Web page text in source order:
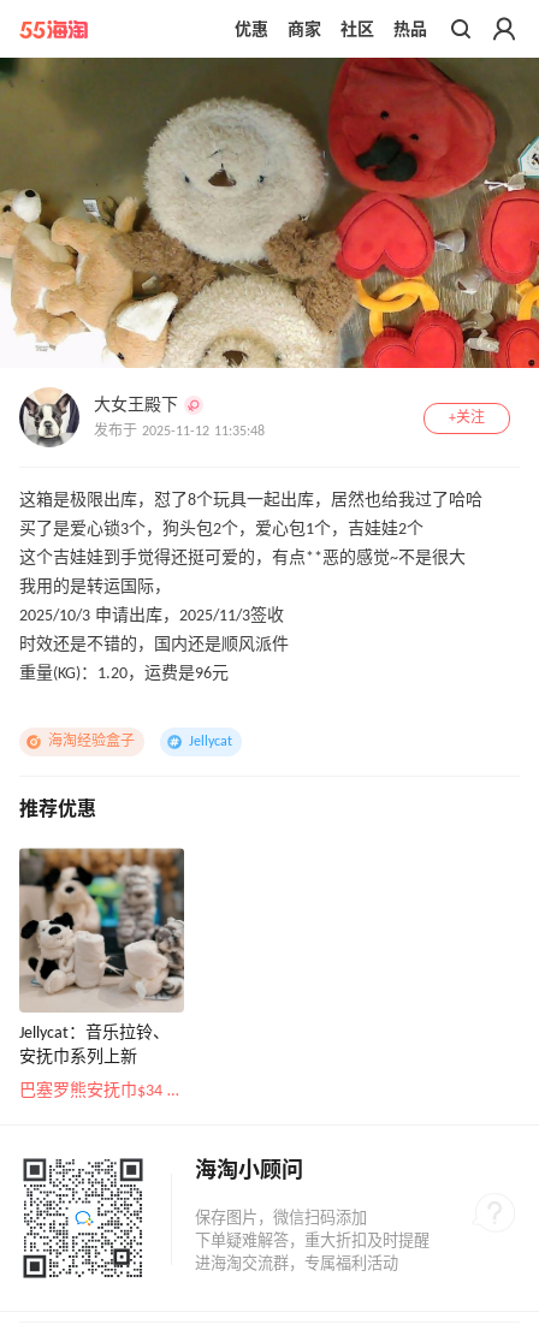
带你去官网买正品
优惠 商家 社区 热品
大女王殿下
发布于 2025-11-12 11:35:48
+关注
这箱是极限出库，怼了8个玩具一起出库，居然也给我过了哈哈
买了是爱心锁3个，狗头包2个，爱心包1个，吉娃娃2个
这个吉娃娃到手觉得还挺可爱的，有点**恶的感觉~不是很大
我用的是转运国际，
2025/10/3 申请出库，2025/11/3签收
时效还是不错的，国内还是顺风派件
重量(KG)：1.20，运费是96元
海淘经验盒子 Jellycat
推荐优惠
Jellycat：音乐拉铃、
安抚巾系列上新
巴塞罗熊安抚巾$34 超治愈
海淘小顾问